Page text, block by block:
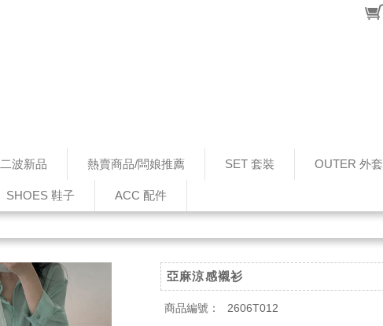
波新品 熱賣商品/闆娘推薦 SET 套裝 OUTER 外套
SHOES 鞋子 ACC 配件
亞麻涼感襯衫
商品編號： 2606T012